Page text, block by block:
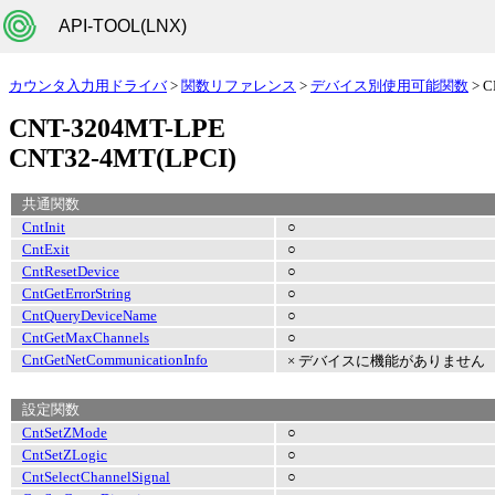
API-TOOL(LNX)
カウンタ入力用ドライバ> 関数リファレンス > デバイス別使用可能関数 >
CNT-3204MT-LPE
CNT32-4MT(LPCI)
共通関数
CntInit
○
CntExit
○
CntResetDevice
○
CntGetErrorString
○
CntQueryDeviceName
○
CntGetMaxChannels
○
CntGetNetCommunicationInfo
× デバイスに機能がありません
設定関数
CntSetZMode
○
CntSetZLogic
○
CntSelectChannelSignal
○